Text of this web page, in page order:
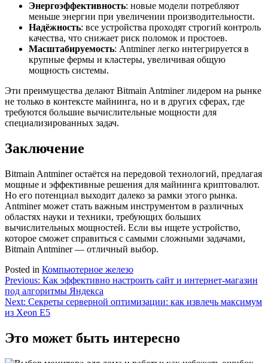
Энергоэффективность: новые модели потребляют
меньше энергии при увеличении производительности.
Надёжность: все устройства проходят строгий контроль
качества, что снижает риск поломок и простоев.
Масштабируемость: Antminer легко интегрируется в
крупные фермы и кластеры, увеличивая общую
мощность системы.
Эти преимущества делают Bitmain Antminer лидером на рынке
не только в контексте майнинга, но и в других сферах, где
требуются большие вычислительные мощности для
специализированных задач.
Заключение
Bitmain Antminer остаётся на передовой технологий, предлагая
мощные и эффективные решения для майнинга криптовалют.
Но его потенциал выходит далеко за рамки этого рынка.
Antminer может стать важным инструментом в различных
областях науки и техники, требующих больших
вычислительных мощностей. Если вы ищете устройство,
которое сможет справиться с самыми сложными задачами,
Bitmain Antminer — отличный выбор.
Posted in Компьютерное железо
Навигация
по
записям
Previous: Как эффективно настроить сайт и интернет-магазин
под алгоритмы Яндекса
Next: Секреты серверной оптимизации: как извлечь максимум
из Xeon E5
Это может быть интересно